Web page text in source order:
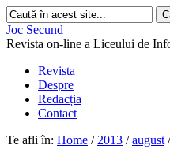
Joc Secund
Revista on-line a Liceului de
Revista
Despre
Redacția
Contact
Te afli în: Home / 2013 / august /